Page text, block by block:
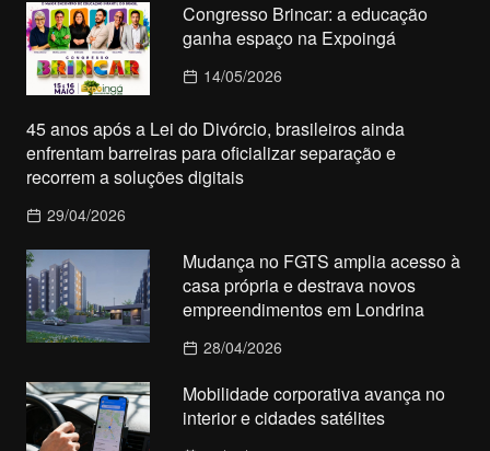
Congresso Brincar: a educação
ganha espaço na Expoingá
14/05/2026
45 anos após a Lei do Divórcio, brasileiros ainda
enfrentam barreiras para oficializar separação e
recorrem a soluções digitais
29/04/2026
Mudança no FGTS amplia acesso à
casa própria e destrava novos
empreendimentos em Londrina
28/04/2026
Mobilidade corporativa avança no
interior e cidades satélites